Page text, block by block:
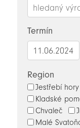
Termín
Region
Jestřebí hory
Kladské
Chvaleč
Malé